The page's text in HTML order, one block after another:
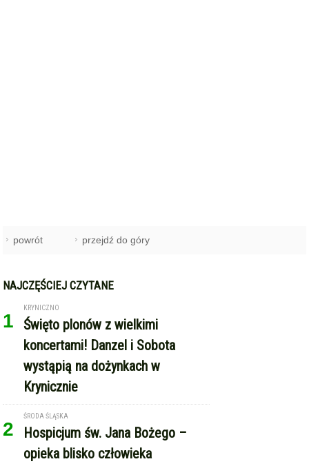
powrót przejdź do góry
NAJCZĘŚCIEJ CZYTANE
1
KRYNICZNO
Święto plonów z wielkimi
koncertami! Danzel i Sobota
wystąpią na dożynkach w
Krynicznie
2
ŚRODA ŚLĄSKA
Hospicjum św. Jana Bożego –
opieka blisko człowieka